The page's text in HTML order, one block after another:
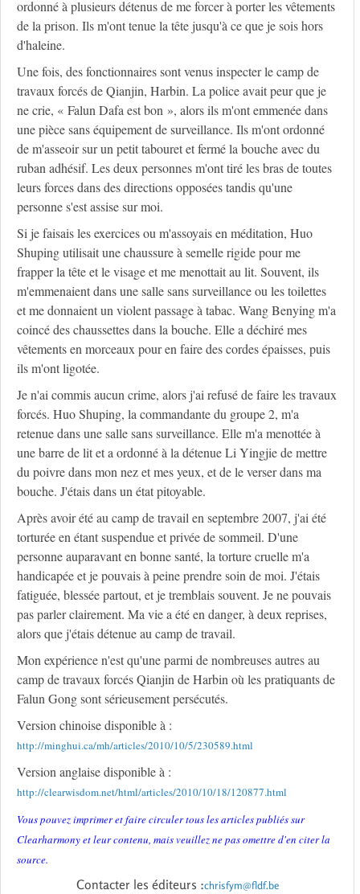
ordonné à plusieurs détenus de me forcer à porter les vêtements
de la prison. Ils m'ont tenue la tête jusqu'à ce que je sois hors
d'haleine.
Une fois, des fonctionnaires sont venus inspecter le camp de
travaux forcés de Qianjin, Harbin. La police avait peur que je
ne crie, « Falun Dafa est bon », alors ils m'ont emmenée dans
une pièce sans équipement de surveillance. Ils m'ont ordonné
de m'asseoir sur un petit tabouret et fermé la bouche avec du
ruban adhésif. Les deux personnes m'ont tiré les bras de toutes
leurs forces dans des directions opposées tandis qu'une
personne s'est assise sur moi.
Si je faisais les exercices ou m'assoyais en méditation, Huo
Shuping utilisait une chaussure à semelle rigide pour me
frapper la tête et le visage et me menottait au lit. Souvent, ils
m'emmenaient dans une salle sans surveillance ou les toilettes
et me donnaient un violent passage à tabac. Wang Benying m'a
coincé des chaussettes dans la bouche. Elle a déchiré mes
vêtements en morceaux pour en faire des cordes épaisses, puis
ils m'ont ligotée.
Je n'ai commis aucun crime, alors j'ai refusé de faire les travaux
forcés. Huo Shuping, la commandante du groupe 2, m'a
retenue dans une salle sans surveillance. Elle m'a menottée à
une barre de lit et a ordonné à la détenue Li Yingjie de mettre
du poivre dans mon nez et mes yeux, et de le verser dans ma
bouche. J'étais dans un état pitoyable.
Après avoir été au camp de travail en septembre 2007, j'ai été
torturée en étant suspendue et privée de sommeil. D'une
personne auparavant en bonne santé, la torture cruelle m'a
handicapée et je pouvais à peine prendre soin de moi. J'étais
fatiguée, blessée partout, et je tremblais souvent. Je ne pouvais
pas parler clairement. Ma vie a été en danger, à deux reprises,
alors que j'étais détenue au camp de travail.
Mon expérience n'est qu'une parmi de nombreuses autres au
camp de travaux forcés Qianjin de Harbin où les pratiquants de
Falun Gong sont sérieusement persécutés.
Version chinoise disponible à :
http://minghui.ca/mh/articles/2010/10/5/230589.html
Version anglaise disponible à :
http://clearwisdom.net/html/articles/2010/10/18/120877.html
Vous pouvez imprimer et faire circuler tous les articles publiés sur
Clearharmony et leur contenu, mais veuillez ne pas omettre d'en citer la
source.
Contacter les éditeurs :chrisfym@fldf.be